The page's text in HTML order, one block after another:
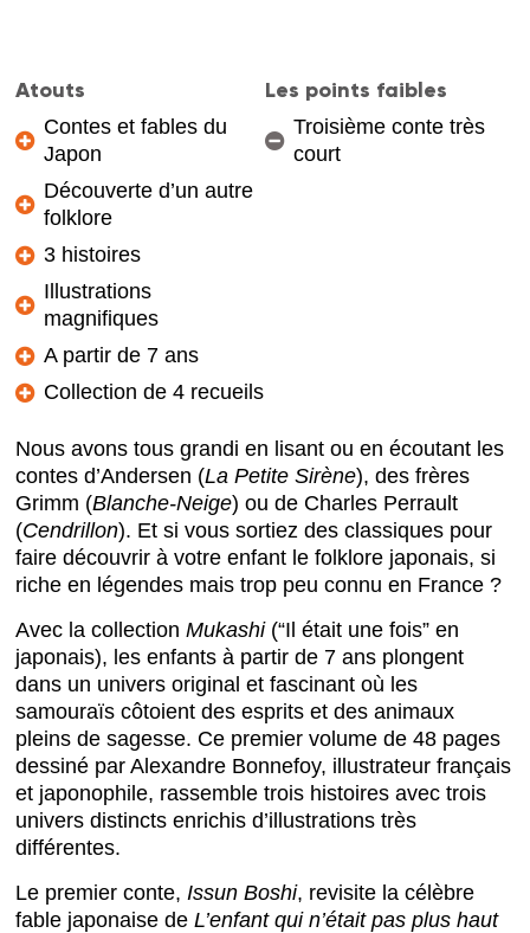
Atouts
Contes et fables du
Japon
Découverte d’un autre
folklore
3 histoires
Illustrations
magnifiques
A partir de 7 ans
Collection de 4 recueils
Les points faibles
Troisième conte très
court
Nous avons tous grandi en lisant ou en écoutant les
contes d’Andersen (La Petite Sirène), des frères
Grimm (Blanche-Neige) ou de Charles Perrault
(Cendrillon). Et si vous sortiez des classiques pour
faire découvrir à votre enfant le folklore japonais, si
riche en légendes mais trop peu connu en France ?
Avec la collectionMukashi(“Il était une fois” en
japonais), les enfants à partir de 7 ans plongent
dans un univers original et fascinant où les
samouraïs côtoient des esprits et des animaux
pleins de sagesse. Ce premier volume de 48 pages
dessiné par Alexandre Bonnefoy, illustrateur français
et japonophile, rassemble trois histoires avec trois
univers distincts enrichis d’illustrations très
différentes.
Le premier conte, Issun Boshi, revisite la célèbre
fable japonaise deL’enfant qui n’était pas plus haut